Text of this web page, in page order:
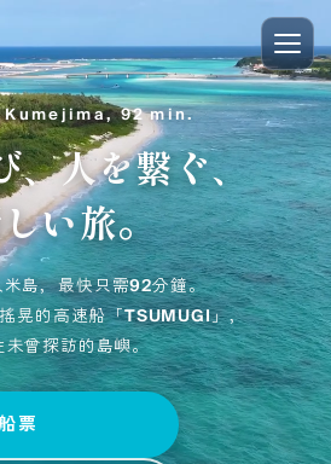
92 min.
、人を繋ぐ、
しい旅。
島，最快只需92分鐘。
晃的高速船「TSUMUGI」，
未曾探訪的島嶼。
票